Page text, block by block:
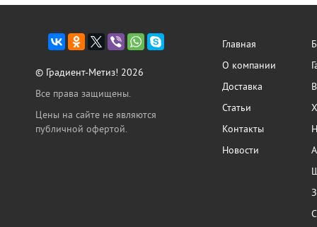
© Градиент-Метиз! 2026
Все права защищены.
Цены на сайте не являются
публичной офертой.
Главная
О компании
Доставка
Статьи
Контакты
Новости